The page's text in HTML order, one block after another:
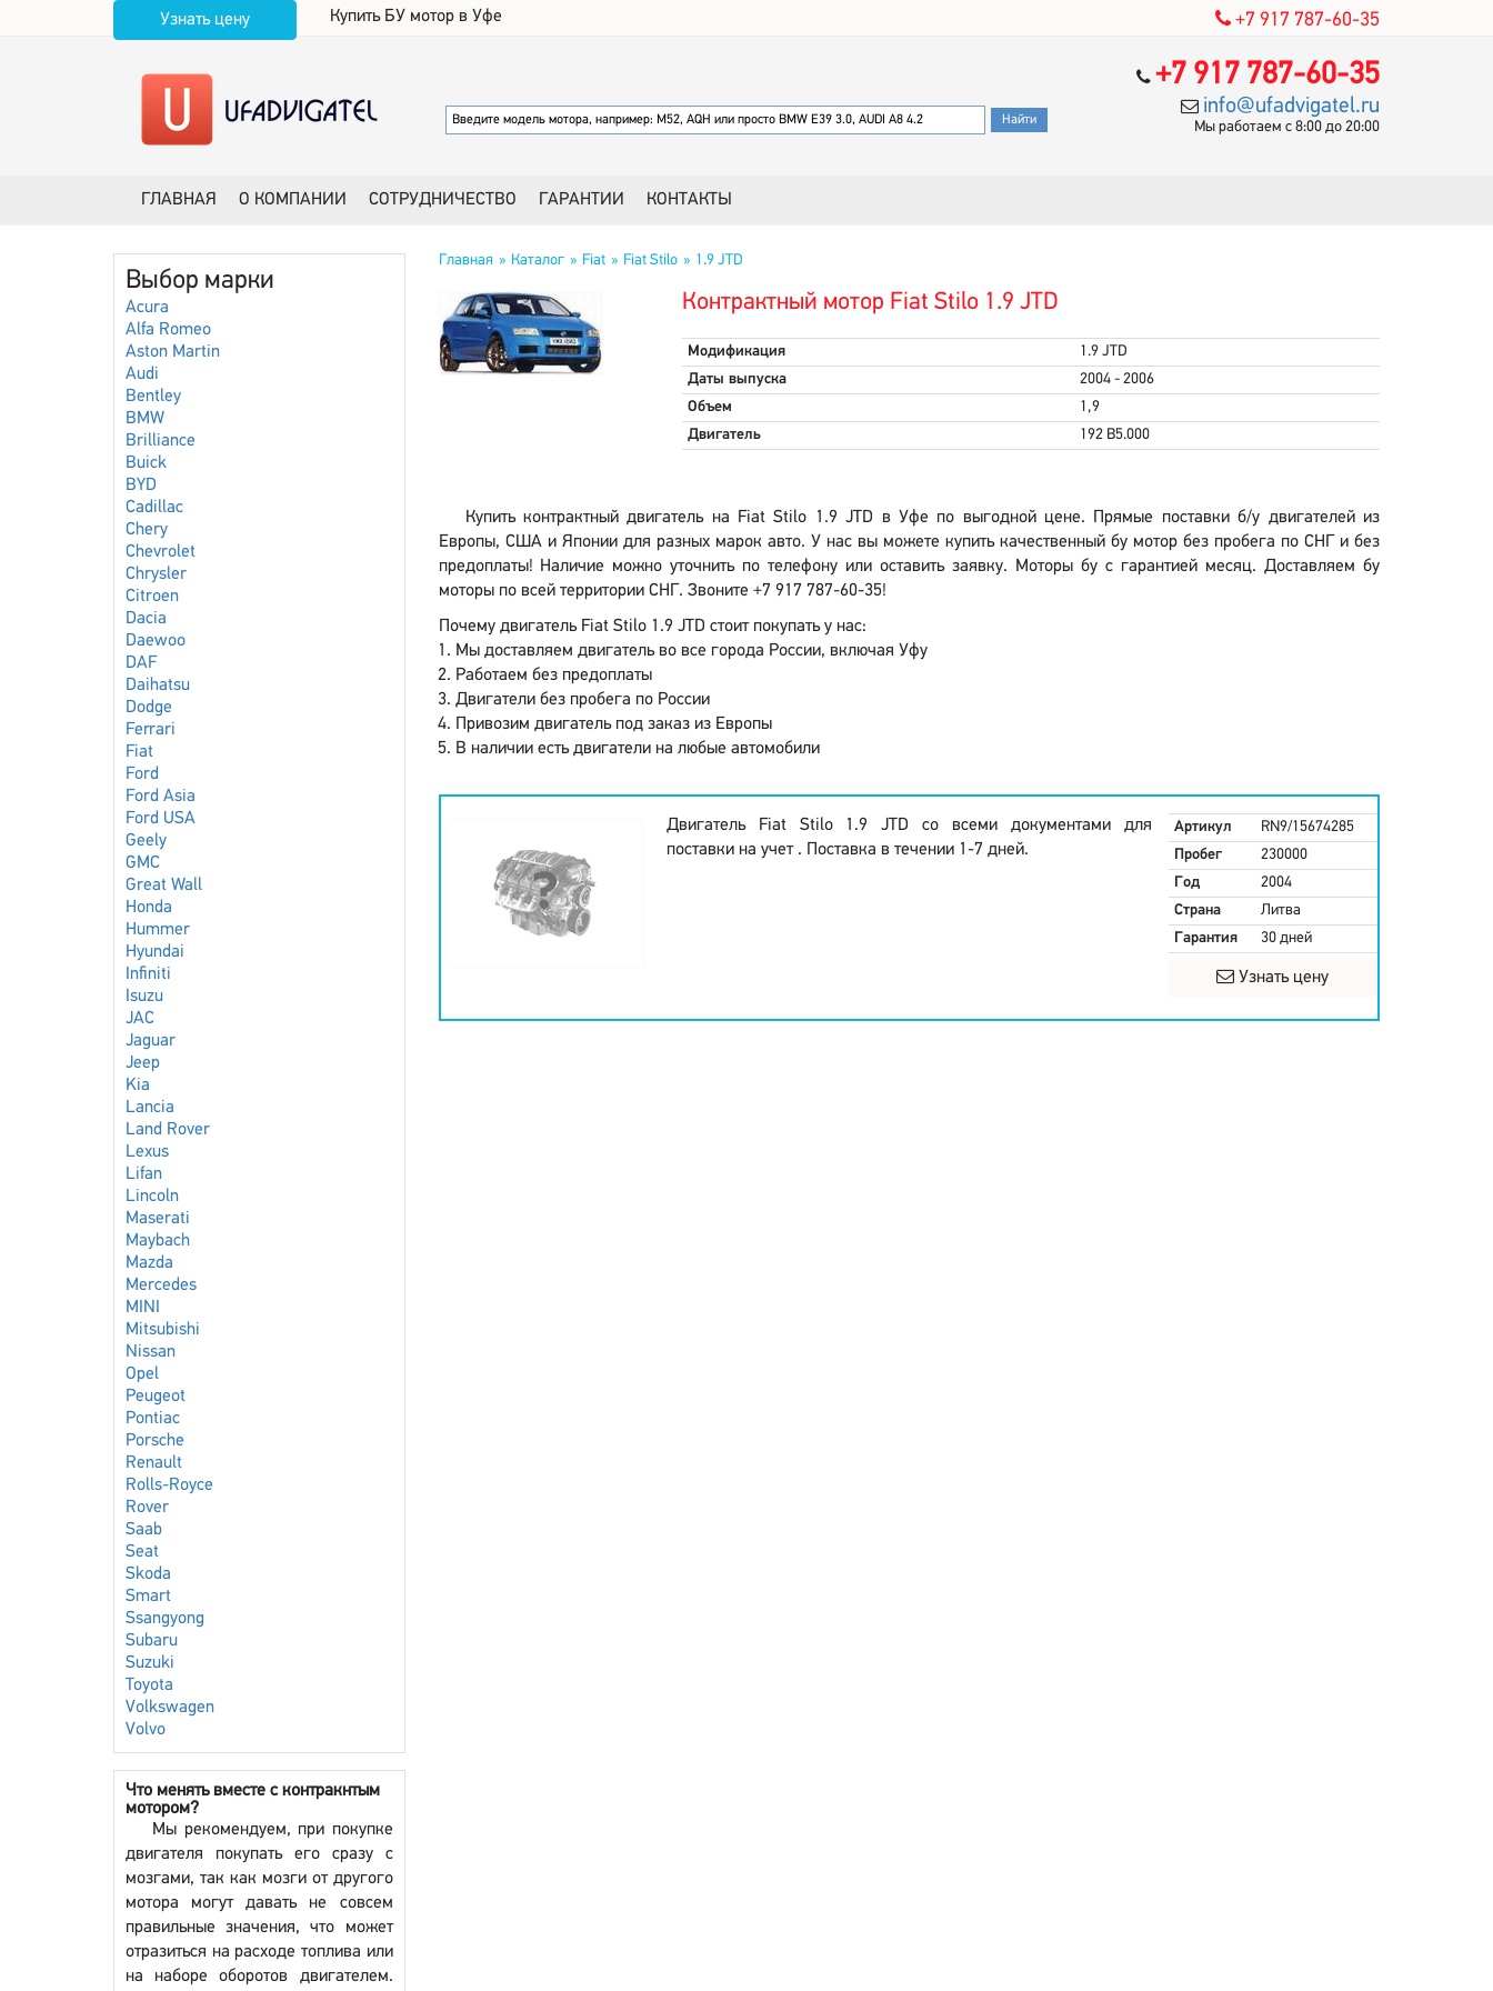
Узнать цену Купить БУ мотор в Уфе +7 917 787-60-35
+7 917 787-60-35
info@ufadvigatel.ru
Мы работаем с 8:00 до 20:00
ГЛАВНАЯ О КОМПАНИИ СОТРУДНИЧЕСТВО ГАРАНТИИ КОНТАКТЫ
Выбор марки
Acura
Alfa Romeo
Aston Martin
Audi
Bentley
BMW
Brilliance
Buick
BYD
Cadillac
Chery
Chevrolet
Chrysler
Citroen
Dacia
Daewoo
DAF
Daihatsu
Dodge
Ferrari
Fiat
Ford
Ford Asia
Ford USA
Geely
GMC
Great Wall
Honda
Hummer
Hyundai
Infiniti
Isuzu
JAC
Jaguar
Jeep
Kia
Lancia
Land Rover
Lexus
Lifan
Lincoln
Maserati
Maybach
Mazda
Mercedes
MINI
Mitsubishi
Nissan
Opel
Peugeot
Pontiac
Porsche
Renault
Rolls-Royce
Rover
Saab
Seat
Skoda
Smart
Ssangyong
Subaru
Suzuki
Toyota
Volkswagen
Volvo
Что менять вместе с контракнтым
мотором?
Мы рекомендуем, при покупке
двигателя покупать его сразу с
мозгами, так как мозги от другого
мотора могут давать не совсем
правильные значения, что может
отразиться на расходе топлива или
на наборе оборотов двигателем.
Главная Каталог Fiat Fiat Stilo 1.9 JTD
Контрактный мотор Fiat Stilo 1.9 JTD
Модификация
1.9 JTD
Даты выпуска
2004 - 2006
Объем
1,9
Двигатель
192 B5.000
Купить контрактный двигатель на Fiat Stilo 1.9 JTD в Уфе по выгодной цене. Прямые поставки б/у двигателей из
Европы, США и Японии для разных марок авто. У нас вы можете купить качественный бу мотор без пробега по СНГ и без
предоплаты! Наличие можно уточнить по телефону или оставить заявку. Моторы бу с гарантией месяц. Доставляем бу
моторы по всей территории СНГ. Звоните +7 917 787-60-35!
Почему двигатель Fiat Stilo 1.9 JTD стоит покупать у нас:
Мы доставляем двигатель во все города России, включая Уфу
Работаем без предоплаты
Двигатели без пробега по России
Привозим двигатель под заказ из Европы
В наличии есть двигатели на любые автомобили
Двигатель Fiat Stilo 1.9 JTD со всеми документами для
поставки на учет . Поставка в течении 1-7 дней.
Артикул
RN9/15674285
Пробег
230000
Год
2004
Страна
Литва
Гарантия
30 дней
Узнать цену